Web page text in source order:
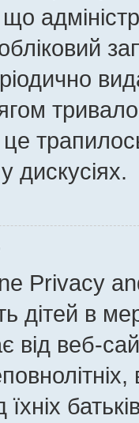
дискусіях.
Privacy
дітей в
веб-